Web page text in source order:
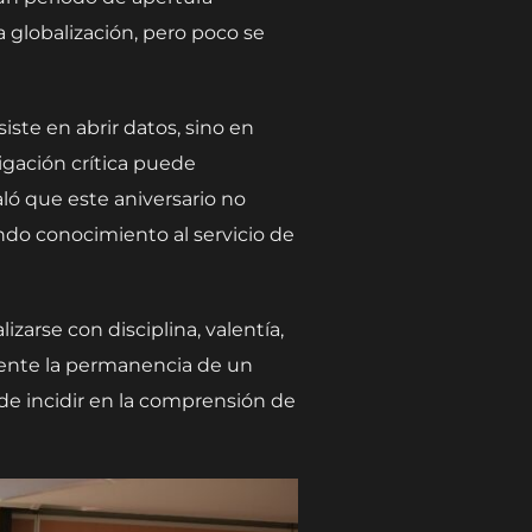
pero poco se
en abrir datos, sino en
crítica puede
que este aniversario no
conocimiento al servicio de
con disciplina, valentía,
la permanencia de un
incidir en la comprensión de